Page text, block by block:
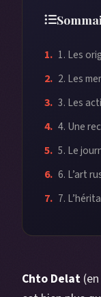
1. Les
2. Les
3. Les
4. Une
5. Le
6. L’art
7.
Chto Delat